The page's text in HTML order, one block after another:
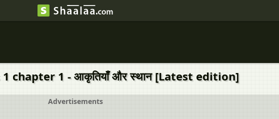
chapter 1 - आकृतियाँ और स्थान [Latest edition]
Advertisements